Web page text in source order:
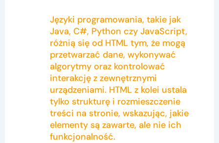
Języki programowania, takie jak
Java, C#, Python czy JavaScript,
różnią się od HTML tym, że mogą
przetwarzać dane, wykonywać
algorytmy oraz kontrolować
interakcję z zewnętrznymi
urządzeniami. HTML z kolei ustala
tylko strukturę i rozmieszczenie
treści na stronie, wskazując, jakie
elementy są zawarte, ale nie ich
funkcjonalność.